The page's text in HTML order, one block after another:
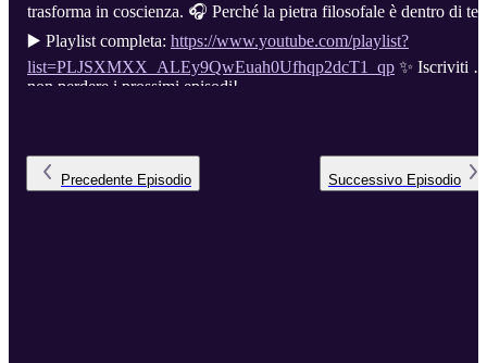
trasforma in coscienza. 🎧 Perché la pietra filosofale è dentro di te.
▶️ Playlist completa: https://www.youtube.com/playlist?
list=PLJSXMXX_ALEy9QwEuah0Ufhqp2dcT1_qp ✨ Iscriviti
non perdere i prossimi episodi!
Precedente Episodio Successivo Episodio